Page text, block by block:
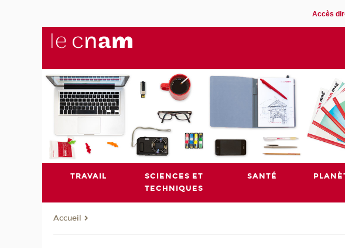
Accès
TRAVAIL
SCIENCES ET
TECHNIQUES
SANTÉ
Accueil